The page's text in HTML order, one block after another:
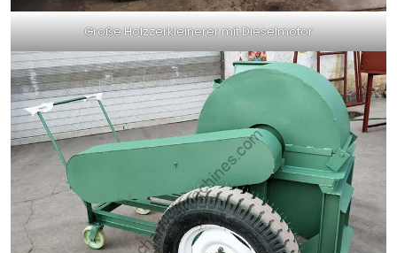
Große Holzzerkleinerer mit Dieselmotor